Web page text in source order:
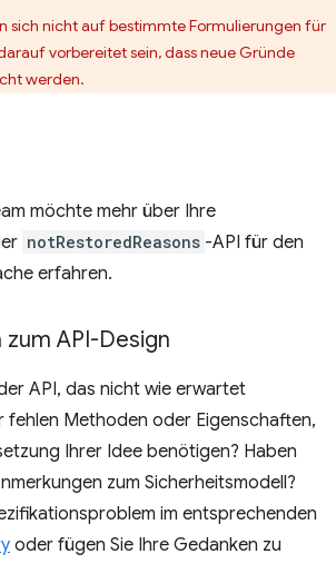
sich nicht auf bestimmte Formulierungen für
vorbereitet sein, dass neue Gründe
werden.
möchte mehr über Ihre
notRestoredReasons -API für den
erfahren.
API-Design
API, das nicht wie erwartet
fehlen Methoden oder Eigenschaften,
Ihrer Idee benötigen? Haben
zum Sicherheitsmodell?
im entsprechenden
oder fügen Sie Ihre Gedanken zu